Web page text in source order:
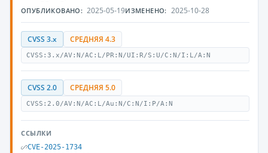
ОПУБЛИКОВАНО: 2025-05-19ИЗМЕНЕНО: 2025-10-28
CVSS 3.x СРЕДНЯЯ 4.3
CVSS:3.x/AV:N/AC:L/PR:N/UI:R/S:U/C:N/I:L/A:N
CVSS 2.0 СРЕДНЯЯ 5.0
CVSS:2.0/AV:N/AC:L/Au:N/C:N/I:P/A:N
ССЫЛКИ
CVE-2025-1734